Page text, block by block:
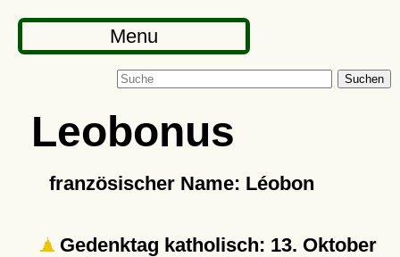
Menu
Suchen
Leobonus
französischer Name: Léobon
Gedenktag katholisch: 13. Oktober